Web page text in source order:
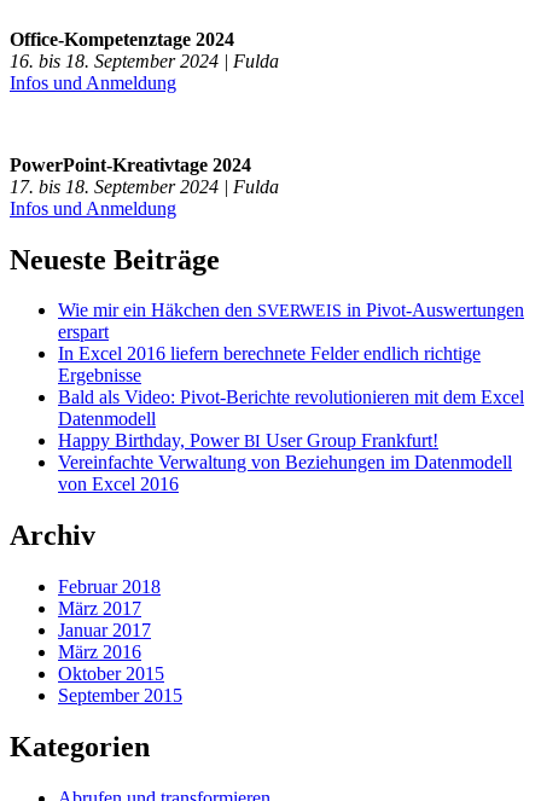
Office-Kompetenztage 2024
16. bis 18. September 2024 | Fulda
Infos und Anmeldung
PowerPoint-Kreativtage 2024
17. bis 18. September 2024 | Fulda
Infos und Anmeldung
Neueste Beiträge
Wie mir ein Häkchen den SVERWEIS in Pivot-Auswertungen
erspart
In Excel 2016 liefern berechnete Felder endlich richtige
Ergebnisse
Bald als Video: Pivot-Berichte revolutionieren mit dem Excel
Datenmodell
Happy Birthday, PowerBI User Group Frankfurt!
Vereinfachte Verwaltung von Beziehungen im Datenmodell
von Excel 2016
Archiv
Februar 2018
März 2017
Januar 2017
März 2016
Oktober 2015
September 2015
Kategorien